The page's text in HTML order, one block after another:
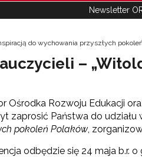
Newsletter
do wychowania przyszłych
–
Ośrodka Rozwoju Edukacji
zaprosić Państwa do udziału
pokoleń Polaków,
odbędzie się 24 maja b.r.